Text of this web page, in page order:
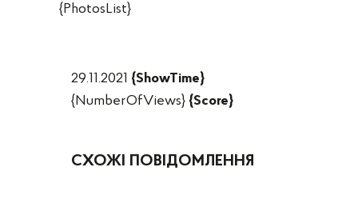
{PhotosList}
29.11.2021 {ShowTime}
{NumberOfViews} {Score}
СХОЖІ ПОВІДОМЛЕННЯ